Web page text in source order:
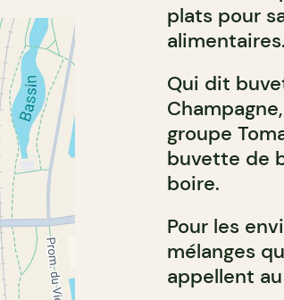
plats pour
alimentaires.
Qui dit
groupe
buvette de
boire.
Pour les
mélanges
appellent